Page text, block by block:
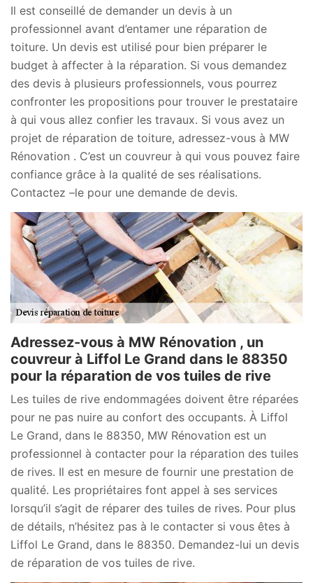
Il est conseillé de demander un devis à un
professionnel avant d’entamer une réparation de
toiture. Un devis est utilisé pour bien préparer le
budget à affecter à la réparation. Si vous demandez
des devis à plusieurs professionnels, vous pourrez
confronter les propositions pour trouver le prestataire
à qui vous allez confier les travaux. Si vous avez un
projet de réparation de toiture, adressez-vous à MW
Rénovation . C’est un couvreur à qui vous pouvez faire
confiance grâce à la qualité de ses réalisations.
Contactez –le pour une demande de devis.
Adressez-vous à MW Rénovation , un
couvreur à Liffol Le Grand dans le 88350
pour la réparation de vos tuiles de rive
Les tuiles de rive endommagées doivent être réparées
pour ne pas nuire au confort des occupants. À Liffol
Le Grand, dans le 88350, MW Rénovation est un
professionnel à contacter pour la réparation des tuiles
de rives. Il est en mesure de fournir une prestation de
qualité. Les propriétaires font appel à ses services
lorsqu’il s’agit de réparer des tuiles de rives. Pour plus
de détails, n’hésitez pas à le contacter si vous êtes à
Liffol Le Grand, dans le 88350. Demandez-lui un devis
de réparation de vos tuiles de rive.